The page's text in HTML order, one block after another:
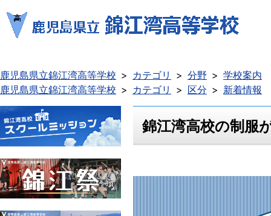
鹿児島県立錦江湾高等学校 カテゴリ 分野
学校案内
鹿児島県立錦江湾高等学校
カテゴリ 区分 新着情報
錦江湾高校の制服